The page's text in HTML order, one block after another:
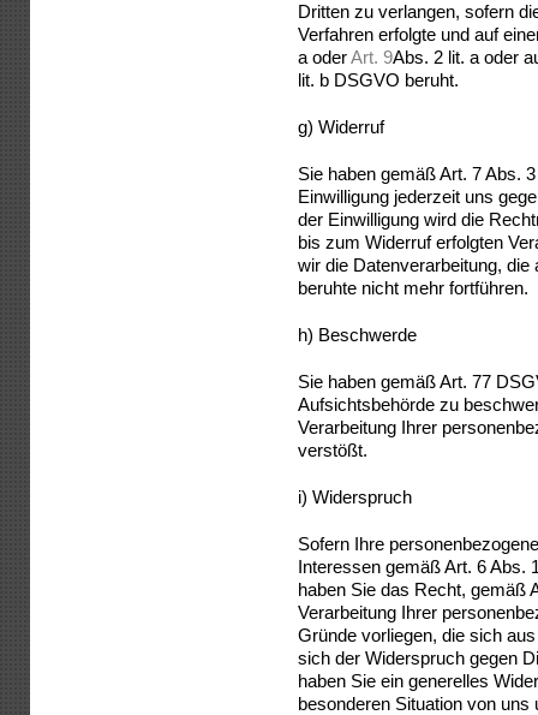
Dritten zu verlangen, sofern
Verfahren erfolgte und auf
a oderArt. 9Abs. 2 lit. a oder
lit. b DSGVO beruht.
g) Widerruf
Sie haben gemäß Art. 7 Abs.
Einwilligung jederzeit uns
der Einwilligung wird die
bis zum Widerruf erfolgten
wir die Datenverarbeitung, die
beruhte nicht mehr fortführen.
h) Beschwerde
Sie haben gemäß Art. 77
Aufsichtsbehörde zu
Verarbeitung Ihrer
verstößt.
i) Widerspruch
Sofern Ihre
Interessen gemäß Art. 6 Abs.
haben Sie das Recht, gemäß
Verarbeitung Ihrer
Gründe vorliegen, die sich
sich der Widerspruch gegen
haben Sie ein generelles
besonderen Situation von